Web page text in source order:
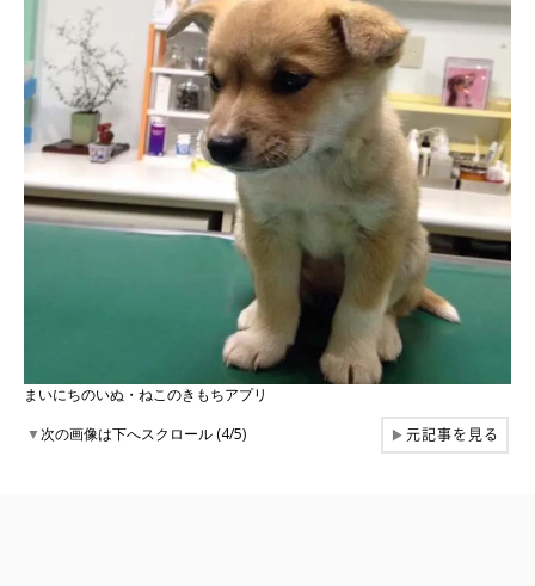
まいにちのいぬ・ねこのきもちアプリ
▼次の画像は下へスクロール (4/5) ▶元記事を見る